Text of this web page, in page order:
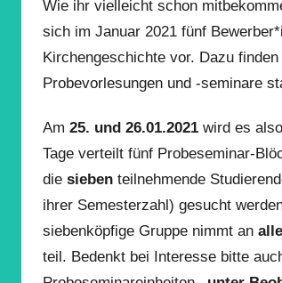
Wie ihr vielleicht schon
sich im Januar 2021 fünf
Kirchengeschichte vor. Dazu
Probevorlesungen und -seminare
Am 25. und 26.01.2021 wird es
Tage verteilt fünf Probeseminar-
die sieben teilnehmende
ihrer Semesterzahl) gesucht
siebenköpfige Gruppe nimmt an
teil. Bedenkt bei Interesse bitte